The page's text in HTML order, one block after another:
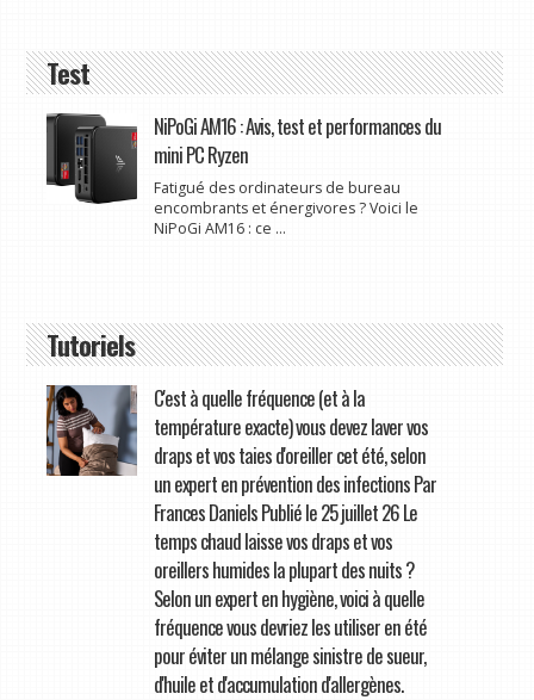
Test
NiPoGi AM16 : Avis, test et performances du
mini PC Ryzen
Fatigué des ordinateurs de bureau
encombrants et énergivores ? Voici le
NiPoGi AM16 : ce ...
Tutoriels
C'est à quelle fréquence (et à la
température exacte) vous devez laver vos
draps et vos taies d'oreiller cet été, selon
un expert en prévention des infections Par
Frances Daniels Publié le 25 juillet 26 Le
temps chaud laisse vos draps et vos
oreillers humides la plupart des nuits ?
Selon un expert en hygiène, voici à quelle
fréquence vous devriez les utiliser en été
pour éviter un mélange sinistre de sueur,
d'huile et d'accumulation d'allergènes.